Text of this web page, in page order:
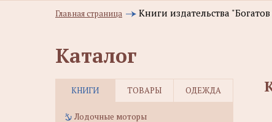
Главная страница Книги издательства
Каталог
КНИГИ ТОВАРЫ ОДЕЖДА
Лодочные моторы